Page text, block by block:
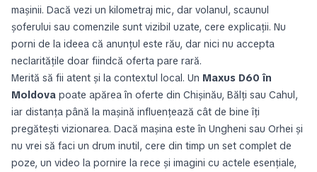
mașinii. Dacă vezi un kilometraj mic, dar volanul, scaunul
șoferului sau comenzile sunt vizibil uzate, cere explicații. Nu
porni de la ideea că anunțul este rău, dar nici nu accepta
neclaritățile doar fiindcă oferta pare rară.
Merită să fii atent și la contextul local. Un Maxus D60 în
Moldova poate apărea în oferte din Chișinău, Bălți sau Cahul,
iar distanța până la mașină influențează cât de bine îți
pregătești vizionarea. Dacă mașina este în Ungheni sau Orhei și
nu vrei să faci un drum inutil, cere din timp un set complet de
poze, un video la pornire la rece și imagini cu actele esențiale,